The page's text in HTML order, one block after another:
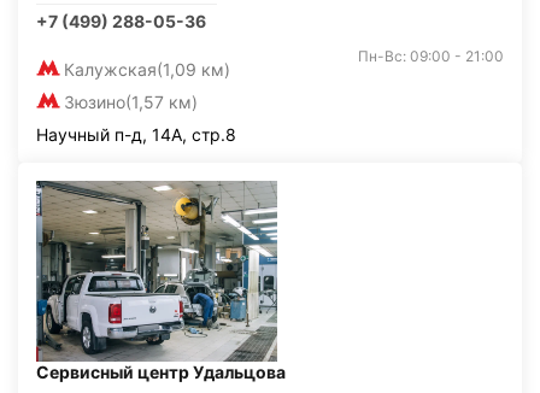
+7 (499) 288-05-36
Калужская(1,09 км)
Зюзино(1,57 км)
Пн-Вс: 09:00 - 21:00
Научный п-д, 14А, стр.8
Сервисный центр Удальцова